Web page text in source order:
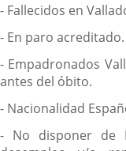
- Fallecidos en
- En paro acreditado.
- Empadronados
antes del óbito.
- Nacionalidad
- No disponer de